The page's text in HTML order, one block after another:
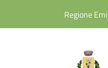
Regione